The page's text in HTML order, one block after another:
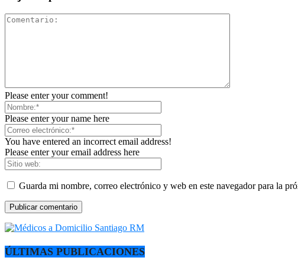
Please enter your comment!
Please enter your name here
You have entered an incorrect email address!
Please enter your email address here
Guarda mi nombre, correo electrónico y web en este navegador para la
ÚLTIMAS PUBLICACIONES